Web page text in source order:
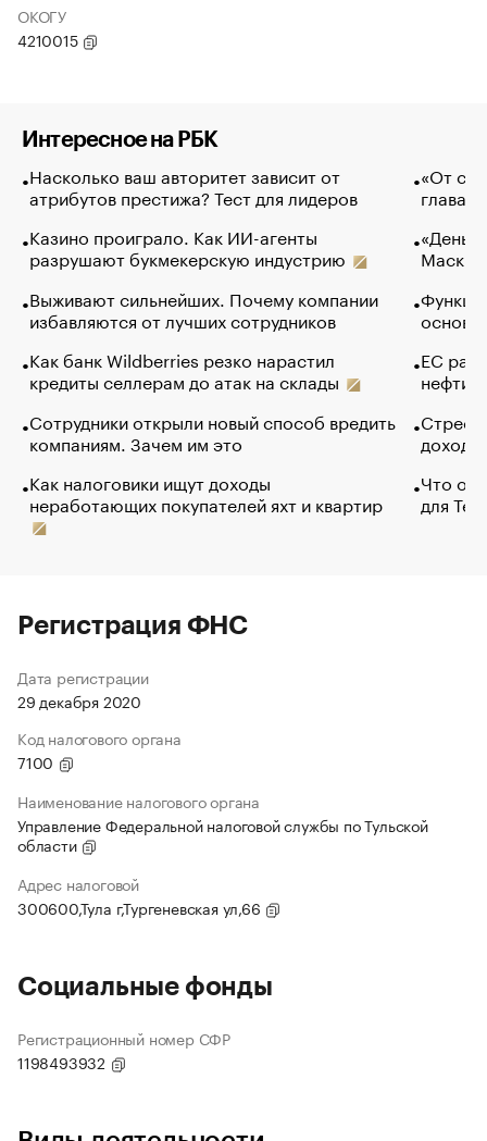
ОКОГУ
4210015
Интересное на РБК
Насколько ваш авторитет зависит от
атрибутов престижа? Тест для лидеров
Казино проиграло. Как ИИ-агенты
разрушают букмекерскую индустрию
Выживают сильнейших. Почему компании
избавляются от лучших сотрудников
Как банк Wildberries резко нарастил
кредиты селлерам до атак на склады
Сотрудники открыли новый способ вредить
компаниям. Зачем им это
Как налоговики ищут доходы
неработающих покупателей яхт и квартир
«От
глава
Маск в
основ
ЕС
нефти
Что
для
Регистрация ФНС
Дата регистрации
29 декабря 2020
Код налогового органа
7100
Наименование налогового органа
Управление Федеральной налоговой службы по Тульской
области
Адрес налоговой
300600,Тула г,Тургеневская ул,66
Социальные фонды
Регистрационный номер СФР
1198493932